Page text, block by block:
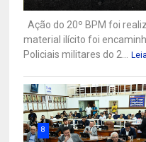
Ação do 20º BPM foi
material ilícito foi
Policiais militares do 2...
8